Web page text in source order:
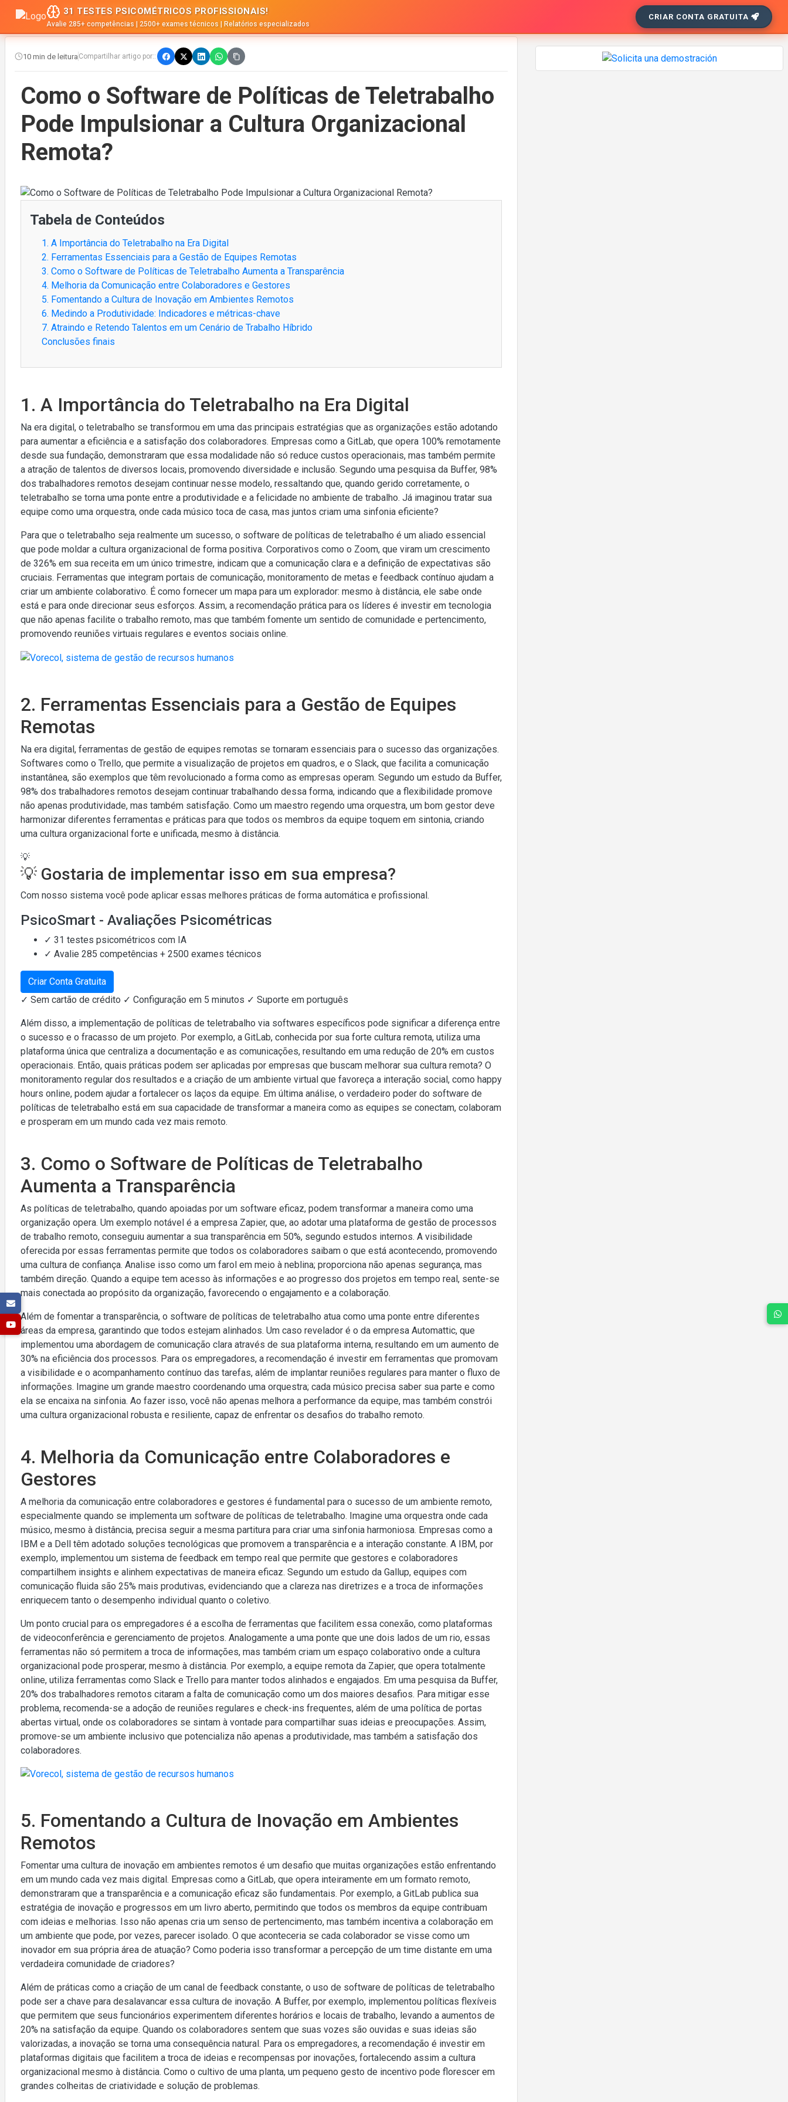
31 TESTES PSICOMÉTRICOS PROFISSIONAIS!
Avalie 285+ competências | 2500+ exames técnicos | Relatórios especializados
CRIAR CONTA GRATUITA
10 min de leitura Compartilhar artigo por::
Como o Software de Políticas de Teletrabalho
Pode Impulsionar a Cultura Organizacional
Remota?
Tabela de Conteúdos
1. A Importância do Teletrabalho na Era Digital
2. Ferramentas Essenciais para a Gestão de Equipes Remotas
3. Como o Software de Políticas de Teletrabalho Aumenta a Transparência
4. Melhoria da Comunicação entre Colaboradores e Gestores
5. Fomentando a Cultura de Inovação em Ambientes Remotos
6. Medindo a Produtividade: Indicadores e métricas-chave
7. Atraindo e Retendo Talentos em um Cenário de Trabalho Híbrido
Conclusões finais
1. A Importância do Teletrabalho na Era Digital
Na era digital, o teletrabalho se transformou em uma das principais estratégias que as organizações estão adotando
para aumentar a eficiência e a satisfação dos colaboradores. Empresas como a GitLab, que opera 100% remotamente
desde sua fundação, demonstraram que essa modalidade não só reduce custos operacionais, mas também permite
a atração de talentos de diversos locais, promovendo diversidade e inclusão. Segundo uma pesquisa da Buffer, 98%
dos trabalhadores remotos desejam continuar nesse modelo, ressaltando que, quando gerido corretamente, o
teletrabalho se torna uma ponte entre a produtividade e a felicidade no ambiente de trabalho. Já imaginou tratar sua
equipe como uma orquestra, onde cada músico toca de casa, mas juntos criam uma sinfonia eficiente?
Para que o teletrabalho seja realmente um sucesso, o software de políticas de teletrabalho é um aliado essencial
que pode moldar a cultura organizacional de forma positiva. Corporativos como o Zoom, que viram um crescimento
de 326% em sua receita em um único trimestre, indicam que a comunicação clara e a definição de expectativas são
cruciais. Ferramentas que integram portais de comunicação, monitoramento de metas e feedback contínuo ajudam a
criar um ambiente colaborativo. É como fornecer um mapa para um explorador: mesmo à distância, ele sabe onde
está e para onde direcionar seus esforços. Assim, a recomendação prática para os líderes é investir em tecnologia
que não apenas facilite o trabalho remoto, mas que também fomente um sentido de comunidade e pertencimento,
promovendo reuniões virtuais regulares e eventos sociais online.
2. Ferramentas Essenciais para a Gestão de Equipes
Remotas
Na era digital, ferramentas de gestão de equipes remotas se tornaram essenciais para o sucesso das organizações.
Softwares como o Trello, que permite a visualização de projetos em quadros, e o Slack, que facilita a comunicação
instantânea, são exemplos que têm revolucionado a forma como as empresas operam. Segundo um estudo da Buffer,
98% dos trabalhadores remotos desejam continuar trabalhando dessa forma, indicando que a flexibilidade promove
não apenas produtividade, mas também satisfação. Como um maestro regendo uma orquestra, um bom gestor deve
harmonizar diferentes ferramentas e práticas para que todos os membros da equipe toquem em sintonia, criando
uma cultura organizacional forte e unificada, mesmo à distância.
💡
💡 Gostaria de implementar isso em sua empresa?
Com nosso sistema você pode aplicar essas melhores práticas de forma automática e profissional.
PsicoSmart - Avaliações Psicométricas
✓ 31 testes psicométricos com IA
✓ Avalie 285 competências + 2500 exames técnicos
Criar Conta Gratuita
✓ Sem cartão de crédito ✓ Configuração em 5 minutos ✓ Suporte em português
Além disso, a implementação de políticas de teletrabalho via softwares específicos pode significar a diferença entre
o sucesso e o fracasso de um projeto. Por exemplo, a GitLab, conhecida por sua forte cultura remota, utiliza uma
plataforma única que centraliza a documentação e as comunicações, resultando em uma redução de 20% em custos
operacionais. Então, quais práticas podem ser aplicadas por empresas que buscam melhorar sua cultura remota? O
monitoramento regular dos resultados e a criação de um ambiente virtual que favoreça a interação social, como happy
hours online, podem ajudar a fortalecer os laços da equipe. Em última análise, o verdadeiro poder do software de
políticas de teletrabalho está em sua capacidade de transformar a maneira como as equipes se conectam, colaboram
e prosperam em um mundo cada vez mais remoto.
3. Como o Software de Políticas de Teletrabalho
Aumenta a Transparência
As políticas de teletrabalho, quando apoiadas por um software eficaz, podem transformar a maneira como uma
organização opera. Um exemplo notável é a empresa Zapier, que, ao adotar uma plataforma de gestão de processos
de trabalho remoto, conseguiu aumentar a sua transparência em 50%, segundo estudos internos. A visibilidade
oferecida por essas ferramentas permite que todos os colaboradores saibam o que está acontecendo, promovendo
uma cultura de confiança. Analise isso como um farol em meio à neblina; proporciona não apenas segurança, mas
também direção. Quando a equipe tem acesso às informações e ao progresso dos projetos em tempo real, sente-se
mais conectada ao propósito da organização, favorecendo o engajamento e a colaboração.
Além de fomentar a transparência, o software de políticas de teletrabalho atua como uma ponte entre diferentes
áreas da empresa, garantindo que todos estejam alinhados. Um caso revelador é o da empresa Automattic, que
implementou uma abordagem de comunicação clara através de sua plataforma interna, resultando em um aumento de
30% na eficiência dos processos. Para os empregadores, a recomendação é investir em ferramentas que promovam
a visibilidade e o acompanhamento contínuo das tarefas, além de implantar reuniões regulares para manter o fluxo de
informações. Imagine um grande maestro coordenando uma orquestra; cada músico precisa saber sua parte e como
ela se encaixa na sinfonia. Ao fazer isso, você não apenas melhora a performance da equipe, mas também constrói
uma cultura organizacional robusta e resiliente, capaz de enfrentar os desafios do trabalho remoto.
4. Melhoria da Comunicação entre Colaboradores e
Gestores
A melhoria da comunicação entre colaboradores e gestores é fundamental para o sucesso de um ambiente remoto,
especialmente quando se implementa um software de políticas de teletrabalho. Imagine uma orquestra onde cada
músico, mesmo à distância, precisa seguir a mesma partitura para criar uma sinfonia harmoniosa. Empresas como a
IBM e a Dell têm adotado soluções tecnológicas que promovem a transparência e a interação constante. A IBM, por
exemplo, implementou um sistema de feedback em tempo real que permite que gestores e colaboradores
compartilhem insights e alinhem expectativas de maneira eficaz. Segundo um estudo da Gallup, equipes com
comunicação fluida são 25% mais produtivas, evidenciando que a clareza nas diretrizes e a troca de informações
enriquecem tanto o desempenho individual quanto o coletivo.
Um ponto crucial para os empregadores é a escolha de ferramentas que facilitem essa conexão, como plataformas
de videoconferência e gerenciamento de projetos. Analogamente a uma ponte que une dois lados de um rio, essas
ferramentas não só permitem a troca de informações, mas também criam um espaço colaborativo onde a cultura
organizacional pode prosperar, mesmo à distância. Por exemplo, a equipe remota da Zapier, que opera totalmente
online, utiliza ferramentas como Slack e Trello para manter todos alinhados e engajados. Em uma pesquisa da Buffer,
20% dos trabalhadores remotos citaram a falta de comunicação como um dos maiores desafios. Para mitigar esse
problema, recomenda-se a adoção de reuniões regulares e check-ins frequentes, além de uma política de portas
abertas virtual, onde os colaboradores se sintam à vontade para compartilhar suas ideias e preocupações. Assim,
promove-se um ambiente inclusivo que potencializa não apenas a produtividade, mas também a satisfação dos
colaboradores.
5. Fomentando a Cultura de Inovação em Ambientes
Remotos
Fomentar uma cultura de inovação em ambientes remotos é um desafio que muitas organizações estão enfrentando
em um mundo cada vez mais digital. Empresas como a GitLab, que opera inteiramente em um formato remoto,
demonstraram que a transparência e a comunicação eficaz são fundamentais. Por exemplo, a GitLab publica sua
estratégia de inovação e progressos em um livro aberto, permitindo que todos os membros da equipe contribuam
com ideias e melhorias. Isso não apenas cria um senso de pertencimento, mas também incentiva a colaboração em
um ambiente que pode, por vezes, parecer isolado. O que aconteceria se cada colaborador se visse como um
inovador em sua própria área de atuação? Como poderia isso transformar a percepção de um time distante em uma
verdadeira comunidade de criadores?
Além de práticas como a criação de um canal de feedback constante, o uso de software de políticas de teletrabalho
pode ser a chave para desalavancar essa cultura de inovação. A Buffer, por exemplo, implementou políticas flexíveis
que permitem que seus funcionários experimentem diferentes horários e locais de trabalho, levando a aumentos de
20% na satisfação da equipe. Quando os colaboradores sentem que suas vozes são ouvidas e suas ideias são
valorizadas, a inovação se torna uma consequência natural. Para os empregadores, a recomendação é investir em
plataformas digitais que facilitem a troca de ideias e recompensas por inovações, fortalecendo assim a cultura
organizacional mesmo à distância. Como o cultivo de uma planta, um pequeno gesto de incentivo pode florescer em
grandes colheitas de criatividade e solução de problemas.